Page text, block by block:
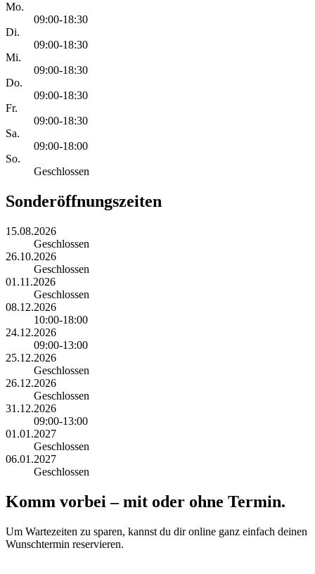
Mo.
09:00-18:30
Di.
09:00-18:30
Mi.
09:00-18:30
Do.
09:00-18:30
Fr.
09:00-18:30
Sa.
09:00-18:00
So.
Geschlossen
Sonderöffnungszeiten
15.08.2026
Geschlossen
26.10.2026
Geschlossen
01.11.2026
Geschlossen
08.12.2026
10:00-18:00
24.12.2026
09:00-13:00
25.12.2026
Geschlossen
26.12.2026
Geschlossen
31.12.2026
09:00-13:00
01.01.2027
Geschlossen
06.01.2027
Geschlossen
Komm vorbei – mit oder ohne Termin.
Um Wartezeiten zu sparen, kannst du dir online ganz einfach deinen
Wunschtermin reservieren.